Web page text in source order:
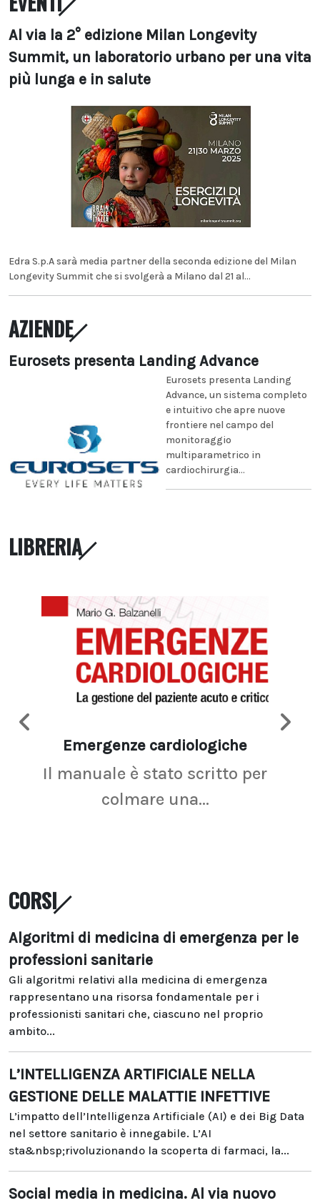
Al via la 2° edizione Milan Longevity
Summit, un laboratorio urbano per una vita
più lunga e in salute
Edra S.p.A sarà media partner della seconda edizione del Milan
Longevity Summit che si svolgerà a Milano dal 21 al...
AZIENDE
Eurosets presenta Landing Advance
Eurosets presenta Landing
Advance, un sistema completo
e intuitivo che apre nuove
frontiere nel campo del
monitoraggio
multiparametrico in
cardiochirurgia...
LIBRERIA
Emergenze cardiologiche
Il manuale è stato scritto per
colmare una...
CORSI
Algoritmi di medicina di emergenza per le
professioni sanitarie
Gli algoritmi relativi alla medicina di emergenza
rappresentano una risorsa fondamentale per i
professionisti sanitari che, ciascuno nel proprio
ambito...
L’INTELLIGENZA ARTIFICIALE NELLA
GESTIONE DELLE MALATTIE INFETTIVE
L’impatto dell’Intelligenza Artificiale (AI) e dei Big Data
nel settore sanitario è innegabile. L’AI
sta&nbsp;rivoluzionando la scoperta di farmaci, la...
Social media in medicina. Al via nuovo